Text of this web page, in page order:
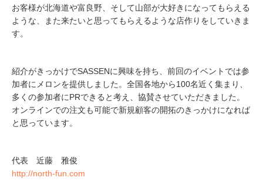
お客様が北海道や富良野、そして山部が大好きになってもらえる
ような、また来たいと思ってもらえるような店作りをしていきま
す。
紹介がきっかけでSASSENに興味を持ち、前回のイベントでは参
加者にメロンを提供しました。全国各地から100名近く集まり、
多くの参加者にPRできると考え、協賛させていただきました。
オンラインでの注文も可能で新規顧客の開拓のきっかけになれば
と思っています。
代表 近藤 雅俊
http://north-fun.com